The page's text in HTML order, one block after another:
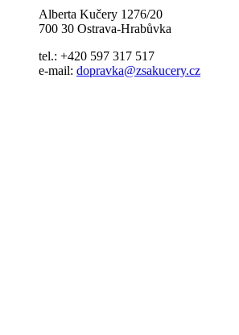
Alberta Kučery 1276/20
700 30 Ostrava-Hrabůvka
tel.: +420 597 317 517
e-mail: dopravka@zsakucery.cz